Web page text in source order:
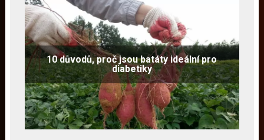
10 důvodů, proč jsou batáty ideální pro
diabetiky